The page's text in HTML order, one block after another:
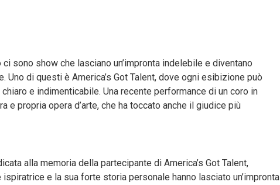
sono show che lasciano un’impronta indelebile e diventano
Uno di questi è America’s Got Talent, dove ogni esibizione può
e indimenticabile. Una recente performance di un coro in
e propria opera d’arte, che ha toccato anche il giudice più
alla memoria della partecipante di America’s Got Talent,
e la sua forte storia personale hanno lasciato un’impronta